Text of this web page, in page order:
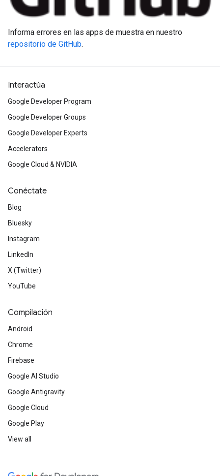
Informa errores en las apps de muestra en nuestro
repositorio de GitHub.
Interactúa
Google Developer Program
Google Developer Groups
Google Developer Experts
Accelerators
Google Cloud & NVIDIA
Conéctate
Blog
Bluesky
Instagram
LinkedIn
X (Twitter)
YouTube
Compilación
Android
Chrome
Firebase
Google AI Studio
Google Antigravity
Google Cloud
Google Play
View all